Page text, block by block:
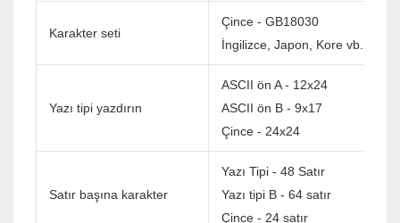
Karakter seti
Çince - GB18030
İngilizce, Japon, Kore vb. Özel
Yazı tipi yazdırın
ASCII ön A - 12x24
ASCII ön B - 9x17
Çince - 24x24
Satır başına karakter
Yazı Tipi - 48 Satır
Yazı tipi B - 64 satır
Çince - 24 satır